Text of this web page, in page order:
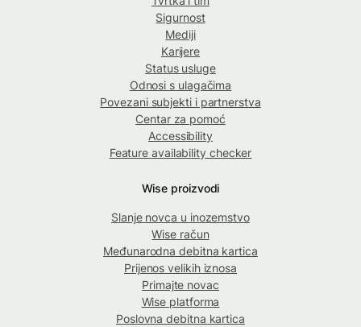
Sigurnost
Mediji
Karijere
Status usluge
Odnosi s ulagačima
Povezani subjekti i partnerstva
Centar za pomoć
Accessibility
Feature availability checker
Wise proizvodi
Slanje novca u inozemstvo
Wise račun
Međunarodna debitna kartica
Prijenos velikih iznosa
Primajte novac
Wise platforma
Poslovna debitna kartica